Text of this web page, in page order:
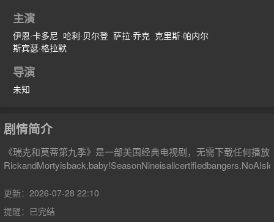
主演
伊恩·卡多尼 哈利·贝尔登 萨拉·乔克 克里斯·帕内尔
斯宾瑟·格拉默
导演
未知
剧情简介
《瑞克和莫蒂第九季》是一部美国经典电视剧，无需下载任何播
更新： 2026-07-28 22:10
提醒： 已完结